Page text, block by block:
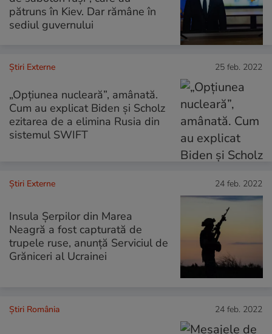
pătruns în Kiev. Dar rămâne în
sediul guvernului
Știri Externe 25 feb. 2022
„Opțiunea nucleară”, amânată.
Cum au explicat Biden și Scholz
ezitarea de a elimina Rusia din
sistemul SWIFT
Știri Externe 24 feb. 2022
Insula Șerpilor din Marea
Neagră a fost capturată de
trupele ruse, anunță Serviciul de
Grăniceri al Ucrainei
Știri România 24 feb. 2022